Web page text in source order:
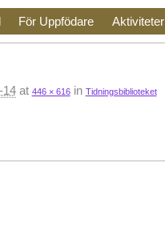
För Uppfödare Aktiviteter
14at 446 × 616in Tidningsbiblioteket